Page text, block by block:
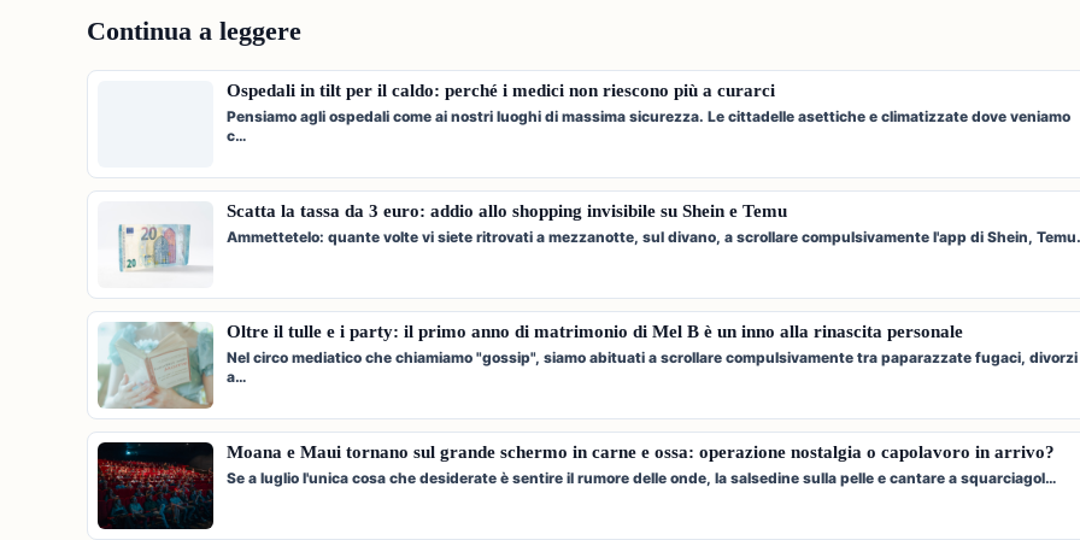
Continua a leggere
Ospedali in tilt per il caldo: perché i medici non riescono più a curarci
Pensiamo agli ospedali come ai nostri luoghi di massima sicurezza. Le cittadelle asettiche e climatizzate dove veniamo
c…
Scatta la tassa da 3 euro: addio allo shopping invisibile su Shein e Temu
Ammettetelo: quante volte vi siete ritrovati a mezzanotte, sul divano, a scrollare compulsivamente l'app di Shein,
Oltre il tulle e i party: il primo anno di matrimonio di Mel B è un inno alla rinascita personale
Nel circo mediatico che chiamiamo "gossip", siamo abituati a scrollare compulsivamente tra paparazzate fugaci, divorzi
a…
Moana e Maui tornano sul grande schermo in carne e ossa: operazione nostalgia o capolavoro in arrivo?
Se a luglio l'unica cosa che desiderate è sentire il rumore delle onde, la salsedine sulla pelle e cantare a squarciagol…